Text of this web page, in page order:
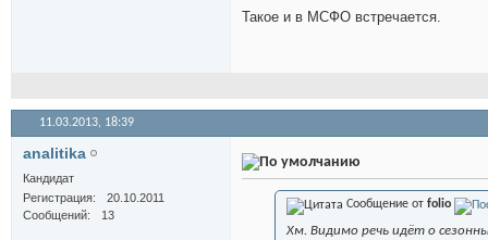
Такое и в МСФО встречается.
11.03.2013, 18:39
analitika
Кандидат
Регистрация
20.10.2011
Сообщений
13
Сообщение от folio
Хм. Видимо речь идёт о